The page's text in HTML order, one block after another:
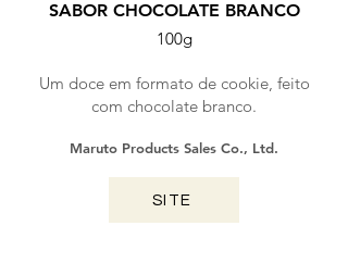
SABOR CHOCOLATE BRANCO
100g
Um doce em formato de cookie, feito
com chocolate branco.
Maruto Products Sales Co., Ltd.
SITE